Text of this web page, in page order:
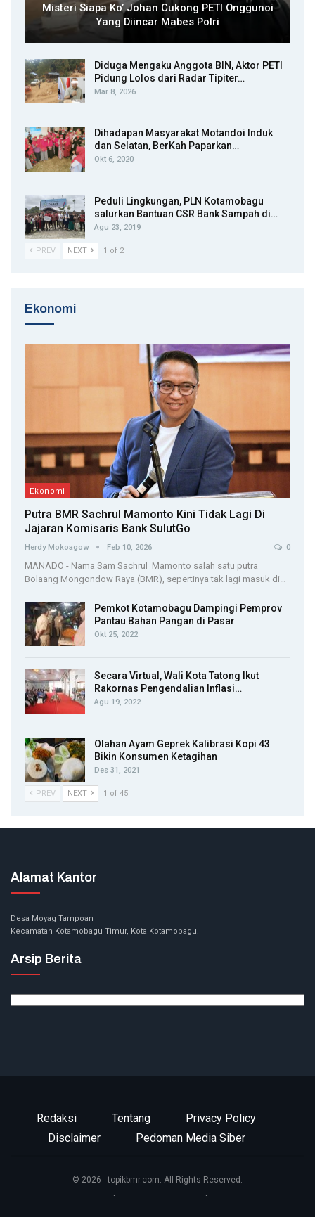
Misteri Siapa Ko’ Johan Cukong PETI Onggunoi
Yang Diincar Mabes Polri
Diduga Mengaku Anggota BIN, Aktor PETI
Pidung Lolos dari Radar Tipiter…
Mar 8, 2026
Dihadapan Masyarakat Motandoi Induk
dan Selatan, BerKah Paparkan…
Okt 6, 2020
Peduli Lingkungan, PLN Kotamobagu
salurkan Bantuan CSR Bank Sampah di…
Agu 23, 2019
PREV NEXT 1 of 2
Ekonomi
Ekonomi
Putra BMR Sachrul Mamonto Kini Tidak Lagi Di
Jajaran Komisaris Bank SulutGo
Herdy Mokoagow Feb 10, 2026 0
MANADO - Nama Sam Sachrul Mamonto salah satu putra
Bolaang Mongondow Raya (BMR), sepertinya tak lagi masuk di…
Pemkot Kotamobagu Dampingi Pemprov
Pantau Bahan Pangan di Pasar
Okt 25, 2022
Secara Virtual, Wali Kota Tatong Ikut
Rakornas Pengendalian Inflasi…
Agu 19, 2022
Olahan Ayam Geprek Kalibrasi Kopi 43
Bikin Konsumen Ketagihan
Des 31, 2021
PREV NEXT 1 of 45
Alamat Kantor
Desa Moyag Tampoan
Kecamatan Kotamobagu Timur, Kota Kotamobagu.
Arsip Berita
Redaksi Tentang
Privacy Policy
Disclaimer
Pedoman Media Siber
© 2026 - topikbmr.com. All Rights Reserved.
Website Design:
BetterStudio